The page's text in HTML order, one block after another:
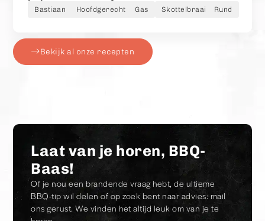
Bastiaan Hoofdgerecht Gas Skottelbraai Rund
Bekijk al onze recepten
Laat van je horen, BBQ-
Baas!
Of je nou een brandende vraag hebt, de ultieme
BBQ-tip wil delen of op zoek bent naar advies: mail
ons gerust. We vinden het altijd leuk om van je te